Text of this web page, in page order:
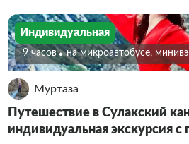
Индивидуальная
9 часов На микроавтобусе,
Муртаза
Путешествие в Сулакский
индивидуальная экскурсия с